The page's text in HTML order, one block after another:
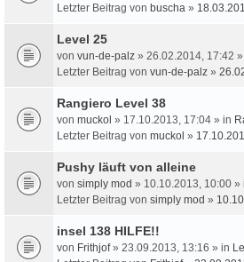
Letzter Beitrag von buscha »
Level 25
von vun-de-palz » 26.02.2014, 17:42
Letzter Beitrag von vun-de-palz »
Rangiero Level 38
von muckol » 17.10.2013, 17:04 » in
Letzter Beitrag von muckol »
Pushy läuft von alleine
von simply mod » 10.10.2013, 10:00 »
Letzter Beitrag von simply mod »
insel 138 HILFE!!
von Frithjof» 23.09.2013, 13:16 » in